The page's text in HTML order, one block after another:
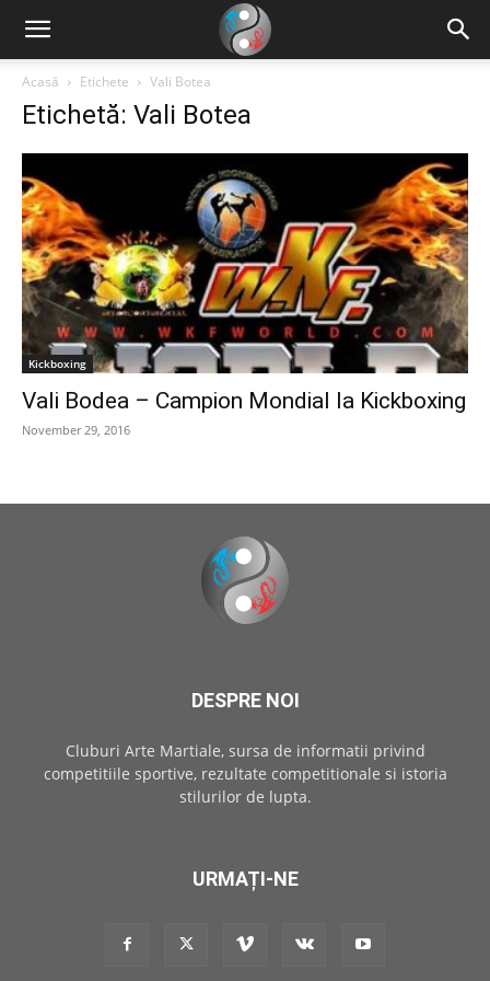
Acasă Etichete Vali Botea
Etichetă: Vali Botea
Kickboxing
Vali Bodea – Campion Mondial la Kickboxing
November 29, 2016
DESPRE NOI
Cluburi Arte Martiale, sursa de informatii privind
competitiile sportive, rezultate competitionale si istoria
stilurilor de lupta.
URMAȚI-NE